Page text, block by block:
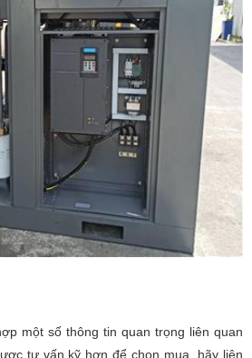
một số thông tin quan trọng liên quan
tư vấn kỹ hơn để chọn mua, hãy liên